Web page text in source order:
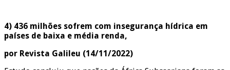
4) 436 milhões sofrem com insegurança hídrica em
países de baixa e média renda,
por Revista Galileu (14/11/2022)